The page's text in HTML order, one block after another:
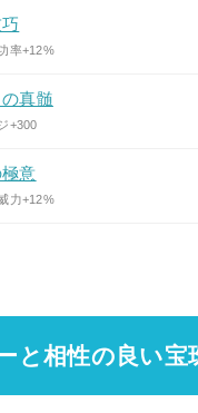
率+12%
真髄
+300
意
力+12%
と相性の良い宝